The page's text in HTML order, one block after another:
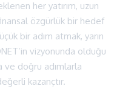
her yatırım, uzun
özgürlük bir hedef
bir adım atmak, yarın
’in vizyonunda olduğu
doğru adımlarla
kazançtır.